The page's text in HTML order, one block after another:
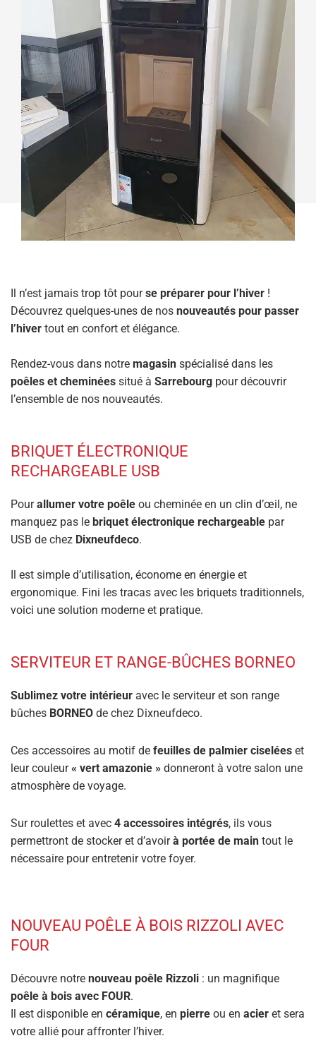
Il n’est jamais trop tôt pourse préparer pour l’hiver !
Découvrez quelques-unes de nos nouveautés pour passer
l’hiver tout en confort et élégance.
Rendez-vous dans notre magasin spécialisé dans les
poêles et cheminées situé à Sarrebourg pour découvrir
l’ensemble de nos nouveautés.
BRIQUET ÉLECTRONIQUE
RECHARGEABLE USB
Pourallumer votre poêle ou cheminée en un clin d’œil, ne
manquez pas le briquet électronique rechargeable par
USB de chez Dixneufdeco.
Il est simple d’utilisation, économe en énergie et
ergonomique. Fini les tracas avec les briquets traditionnels,
voici une solution moderne et pratique.
SERVITEUR ET RANGE-BÛCHES BORNEO
Sublimez votre intérieur avec le serviteur et son range
bûches BORNEO de chez Dixneufdeco.
Ces accessoires au motif de feuilles de palmier ciselées et
leur couleur« vert amazonie » donneront à votre salon une
atmosphère de voyage.
Sur roulettes et avec 4 accessoires intégrés, ils vous
permettront de stocker et d’avoirà portée de main tout le
nécessaire pour entretenir votre foyer.
NOUVEAU POÊLE À BOIS RIZZOLI AVEC
FOUR
Découvre notre nouveau poêle Rizzoli : un magnifique
poêle à bois avec FOUR.
Il est disponible en céramique, en pierre ou en acier et sera
votre allié pour affronter l’hiver.